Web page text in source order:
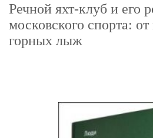
Речной яхт-клуб и его
московского спорта: от
горных лыж